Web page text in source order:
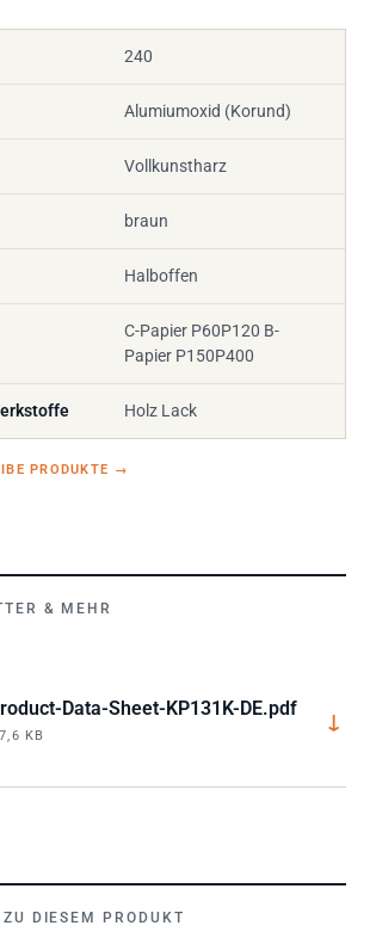
240
Alumiumoxid (Korund)
Vollkunstharz
braun
Halboffen
C-Papier P60P120 B-
Papier P150P400
Holz Lack
PRODUKTE →
& MEHR
Data-Sheet-KP131K-DE.pdf
KB
↓
ZU DIESEM PRODUKT